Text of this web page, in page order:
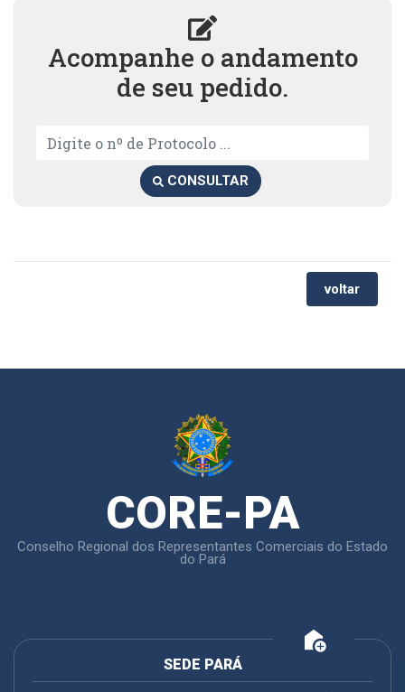
Acompanhe o andamento
de seu pedido.
CONSULTAR
voltar
CORE-PA
Conselho Regional dos Representantes Comerciais do Estado
do Pará
add_home
SEDE PARÁ